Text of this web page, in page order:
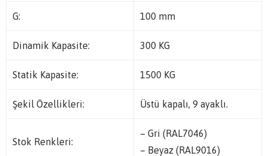
G: 100 mm
Dinamik Kapasite: 300 KG
Statik Kapasite: 1500 KG
Şekil Özellikleri: Üstü kapalı, 9 ayaklı.
Stok Renkleri:
– Gri (RAL7046)
– Beyaz (RAL9016)